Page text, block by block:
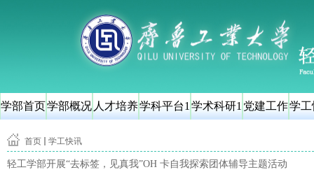
学部首页学部概况 人才培养学科平台1 学术科研1 党建工作学
首页 学工快讯
轻工学部开展“去标签，见真我”OH 卡自我探索团体辅导主题活动